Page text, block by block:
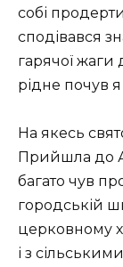
собі
сподівався
гарячої жаги
рідне почув
На якесь
Прийшла до
багато чув
городській
церковному
і з